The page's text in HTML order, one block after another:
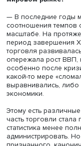
Факторы,
очередь
общее
преодолеть.
политической
торговому
меры поддержки,
просто «залили»
их подогреву.
— Что сегодня,
обстановки,
мировом рынке?